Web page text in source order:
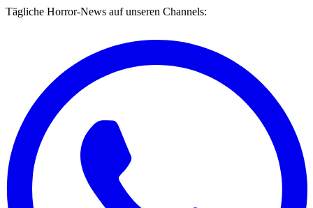
Tägliche Horror-News auf unseren Channels: